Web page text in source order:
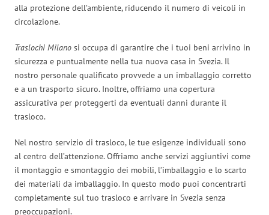
alla protezione dell’ambiente, riducendo il numero di veicoli in
circolazione.
Traslochi Milano si occupa di garantire che i tuoi beni arrivino in
sicurezza e puntualmente nella tua nuova casa in Svezia. Il
nostro personale qualificato provvede a un imballaggio corretto
e a un trasporto sicuro. Inoltre, offriamo una copertura
assicurativa per proteggerti da eventuali danni durante il
trasloco.
Nel nostro servizio di trasloco, le tue esigenze individuali sono
al centro dell’attenzione. Offriamo anche servizi aggiuntivi come
il montaggio e smontaggio dei mobili, l’imballaggio e lo scarto
dei materiali da imballaggio. In questo modo puoi concentrarti
completamente sul tuo trasloco e arrivare in Svezia senza
preoccupazioni.